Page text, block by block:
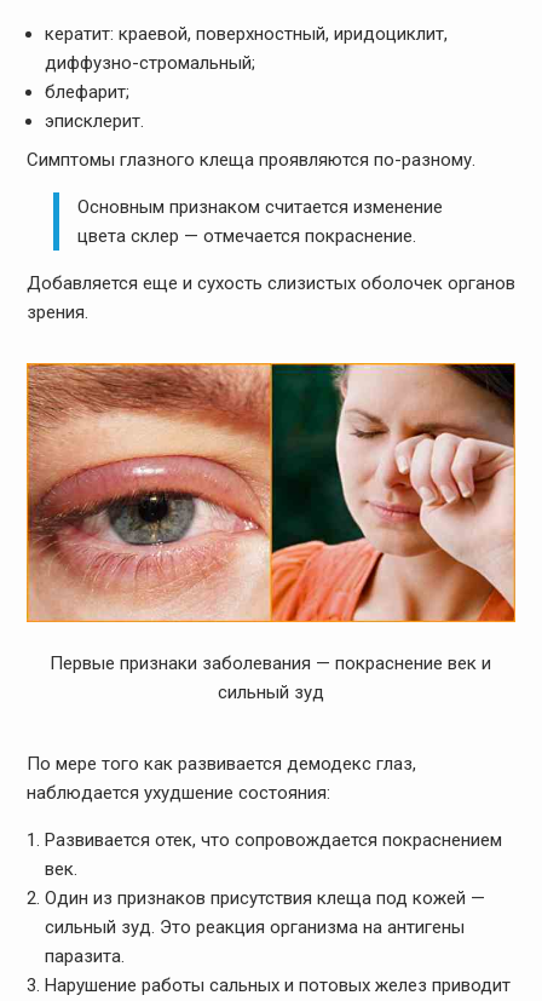
кератит: краевой, поверхностный, иридоциклит,
диффузно-стромальный;
блефарит;
эписклерит.
Симптомы глазного клеща проявляются по-разному.
Основным признаком считается изменение
цвета склер — отмечается покраснение.
Добавляется еще и сухость слизистых оболочек органов
зрения.
Первые признаки заболевания — покраснение век и
сильный зуд
По мере того как развивается демодекс глаз,
наблюдается ухудшение состояния:
Развивается отек, что сопровождается покраснением
век.
Один из признаков присутствия клеща под кожей —
сильный зуд. Это реакция организма на антигены
паразита.
Нарушение работы сальных и потовых желез приводит